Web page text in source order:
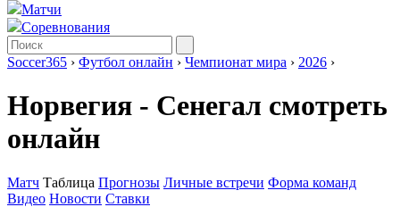
Матчи
Соревнования
Soccer365 › Футбол онлайн › Чемпионат мира › 2026 ›
Норвегия - Сенегал смотреть
онлайн
Матч Таблица Прогнозы Личные встречи Форма команд
Видео Новости Ставки